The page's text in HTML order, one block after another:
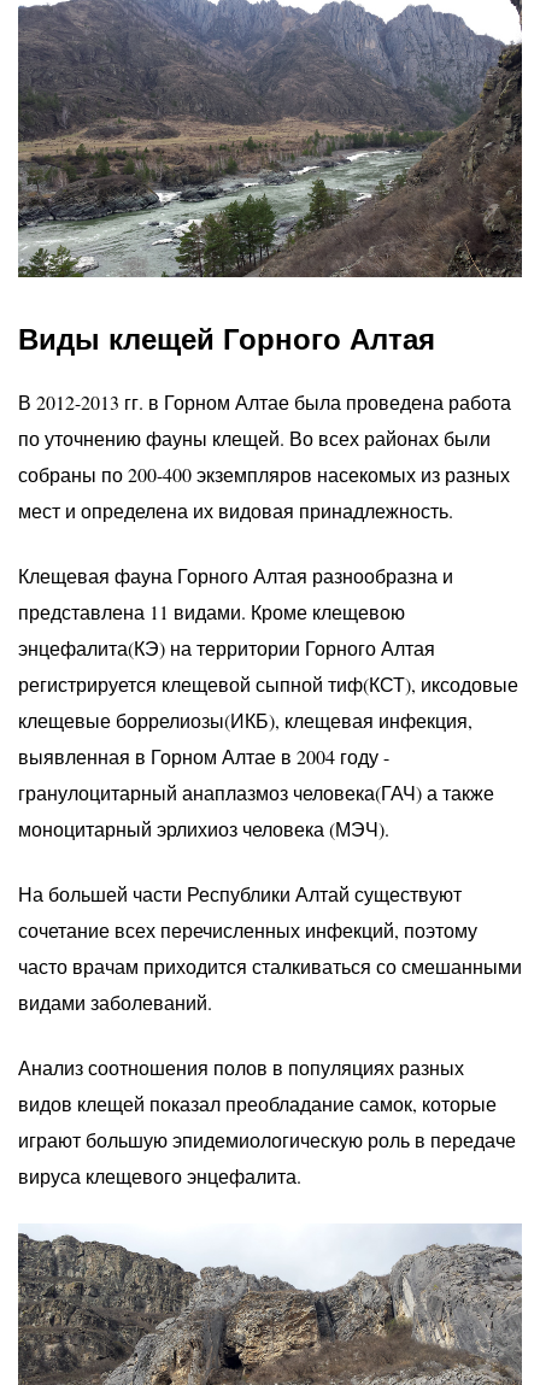
Виды клещей Горного Алтая
В 2012-2013 гг. в Горном Алтае была проведена работа
по уточнению фауны клещей. Во всех районах были
собраны по 200-400 экземпляров насекомых из разных
мест и определена их видовая принадлежность.
Клещевая фауна Горного Алтая разнообразна и
представлена 11 видами. Кроме клещевою
энцефалита(КЭ) на территории Горного Алтая
регистрируется клещевой сыпной тиф(КСТ), иксодовые
клещевые боррелиозы(ИКБ), клещевая инфекция,
выявленная в Горном Алтае в 2004 году -
гранулоцитарный анаплазмоз человека(ГАЧ) а также
моноцитарный эрлихиоз человека (МЭЧ).
На большей части Республики Алтай существуют
сочетание всех перечисленных инфекций, поэтому
часто врачам приходится сталкиваться со смешанными
видами заболеваний.
Анализ соотношения полов в популяциях разных
видов клещей показал преобладание самок, которые
играют большую эпидемиологическую роль в передаче
вируса клещевого энцефалита.